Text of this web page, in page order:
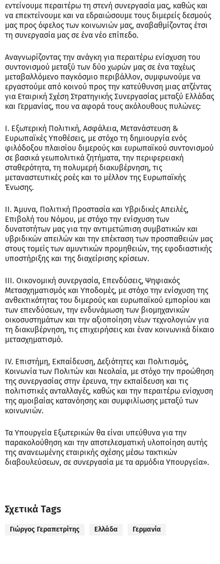
εντείνουμε περαιτέρω τη στενή συνεργασία μας, καθώς και
να επεκτείνουμε και να εδραιώσουμε τους διμερείς δεσμούς
μας προς όφελος των κοινωνιών μας, αναβαθμίζοντας έτσι
τη συνεργασία μας σε ένα νέο επίπεδο.
Αναγνωρίζοντας την ανάγκη για περαιτέρω ενίσχυση του
συντονισμού μεταξύ των δύο χωρών μας σε ένα ταχέως
μεταβαλλόμενο παγκόσμιο περιβάλλον, συμφωνούμε να
εργαστούμε από κοινού προς την κατεύθυνση μιας ατζέντας
για Εταιρική Σχέση Στρατηγικής Συνεργασίας μεταξύ Ελλάδας
και Γερμανίας, που να αφορά τους ακόλουθους πυλώνες:
I. Εξωτερική Πολιτική, Ασφάλεια, Μετανάστευση &
Ευρωπαϊκές Υποθέσεις, με στόχο τη δημιουργία ενός
φιλόδοξου πλαισίου διμερούς και ευρωπαϊκού συντονισμού
σε βασικά γεωπολιτικά ζητήματα, την περιφερειακή
σταθερότητα, τη πολυμερή διακυβέρνηση, τις
μεταναστευτικές ροές και το μέλλον της Ευρωπαϊκής
Ένωσης.
II. Άμυνα, Πολιτική Προστασία και Υβριδικές Απειλές,
Επιβολή του Νόμου, με στόχο την ενίσχυση των
δυνατοτήτων μας για την αντιμετώπιση συμβατικών και
υβριδικών απειλών και την επέκταση των προσπαθειών μας
στους τομείς των αμυντικών προμηθειών, της εφοδιαστικής
υποστήριξης και της διαχείρισης κρίσεων.
III. Οικονομική συνεργασία, Επενδύσεις, Ψηφιακός
Μετασχηματισμός και Υποδομές, με στόχο την ενίσχυση της
ανθεκτικότητας του διμερούς και ευρωπαϊκού εμπορίου και
των επενδύσεων, την ενδυνάμωση των βιομηχανικών
οικοσυστημάτων και την αξιοποίηση νέων τεχνολογιών για
τη διακυβέρνηση, τις επιχειρήσεις και έναν κοινωνικά δίκαιο
μετασχηματισμό.
IV. Επιστήμη, Εκπαίδευση, Δεξιότητες και Πολιτισμός,
Κοινωνία των Πολιτών και Νεολαία, με στόχο την προώθηση
της συνεργασίας στην έρευνα, την εκπαίδευση και τις
πολιτιστικές ανταλλαγές, καθώς και την περαιτέρω ενίσχυση
της αμοιβαίας κατανόησης και συμφιλίωσης μεταξύ των
κοινωνιών.
Τα Υπουργεία Εξωτερικών θα είναι υπεύθυνα για την
παρακολούθηση και την αποτελεσματική υλοποίηση αυτής
της ανανεωμένης εταιρικής σχέσης μέσω τακτικών
διαβουλεύσεων, σε συνεργασία με τα αρμόδια Υπουργεία».
Σχετικά Tags
Γιώργος Γεραπετρίτης Ελλάδα Γερμανία